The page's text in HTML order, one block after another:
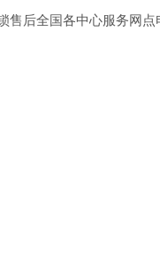
售后全国各中心服务网点